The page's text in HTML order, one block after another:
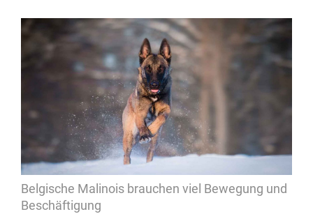
Belgische Malinois brauchen viel Bewegung und
Beschäftigung